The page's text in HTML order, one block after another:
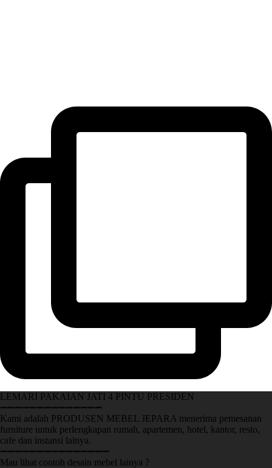
LEMARI PAKAIAN JATI 4 PINTU PRESIDEN
➖➖➖➖➖➖➖➖➖➖➖➖➖➖
Kami adalah PRODUSEN MEBEL JEPARA menerima pemesanan
furniture untuk perlengkapan rumah, apartemen, hotel, kantor, resto,
cafe dan instansi lainya.
➖➖➖➖➖➖➖➖➖➖➖➖➖➖➖
Mau lihat contoh desain mebel lainya ?